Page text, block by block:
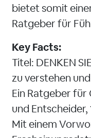
bietet somit
Ratgeber für
Key Facts:
Titel: DENKEN
zu verstehen
Ein Ratgeber
und Entscheider,
Mit einem